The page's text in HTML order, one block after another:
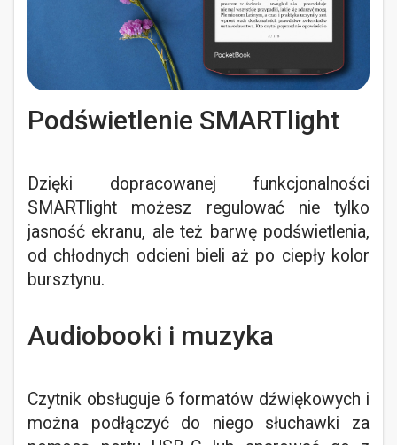
Podświetlenie SMARTlight
Dzięki dopracowanej funkcjonalności
SMARTlight możesz regulować nie tylko
jasność ekranu, ale też barwę podświetlenia,
od chłodnych odcieni bieli aż po ciepły kolor
bursztynu.
Audiobooki i muzyka
Czytnik obsługuje 6 formatów dźwiękowych i
można podłączyć do niego słuchawki za